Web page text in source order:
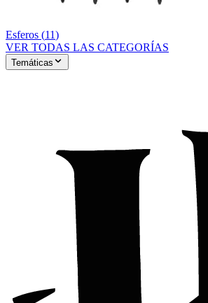
Esferos (11)
VER TODAS LAS CATEGORÍAS
Temáticas